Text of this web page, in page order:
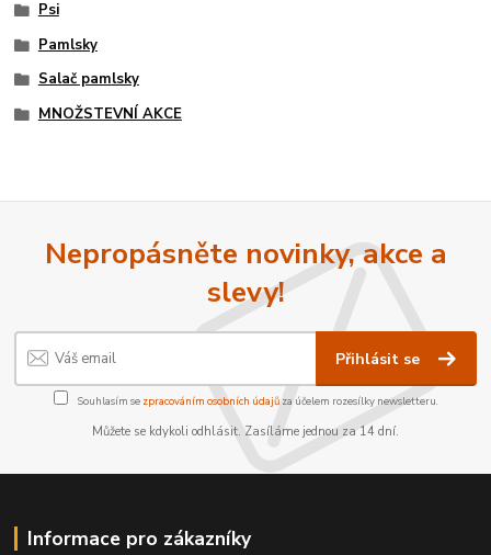
Psi
Pamlsky
Salač pamlsky
MNOŽSTEVNÍ AKCE
Nepropásněte novinky, akce a
slevy!
Přihlásit se
Souhlasím se zpracováním osobních údajůza účelem rozesílky newsletteru.
Můžete se kdykoli odhlásit. Zasíláme jednou za 14 dní.
Informace pro zákazníky